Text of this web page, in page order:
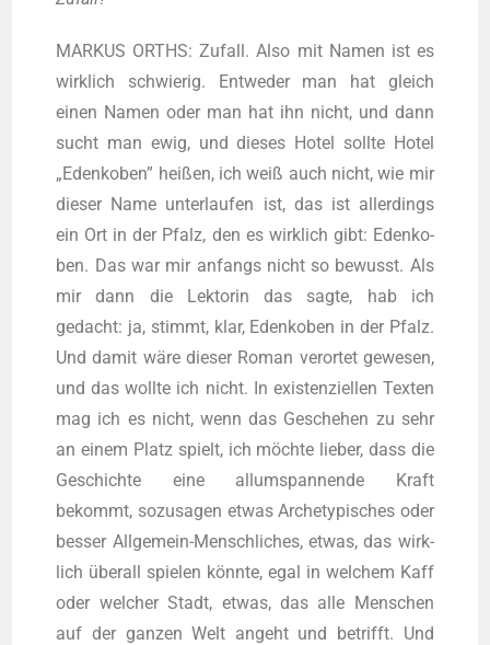
MARKUS ORTHS: Zufall. Also mit Namen ist es
wirk­lich schwie­rig. Ent­we­der man hat gleich
einen Namen oder man hat ihn nicht, und dann
sucht man ewig, und die­ses Hotel soll­te Hotel
„Edenk­o­ben” hei­ßen, ich weiß auch nicht, wie mir
die­ser Name unter­lau­fen ist, das ist aller­dings
ein Ort in der Pfalz, den es wirk­lich gibt: Edenk­o­
ben. Das war mir anfangs nicht so bewusst. Als
mir dann die Lek­to­rin das sag­te, hab ich
gedacht: ja, stimmt, klar, Edenk­o­ben in der Pfalz.
Und damit wäre die­ser Roman ver­or­tet gewe­sen,
und das woll­te ich nicht. In exis­ten­zi­el­len Tex­ten
mag ich es nicht, wenn das Gesche­hen zu sehr
an einem Platz spielt, ich möch­te lie­ber, dass die
Geschich­te eine all­um­span­nen­de Kraft
bekommt, sozu­sa­gen etwas Arche­ty­pi­sches oder
bes­ser All­ge­mein-Mensch­li­ches, etwas, das wirk­
lich über­all spie­len könn­te, egal in wel­chem Kaff
oder wel­cher Stadt, etwas, das alle Men­schen
auf der gan­zen Welt angeht und betrifft. Und